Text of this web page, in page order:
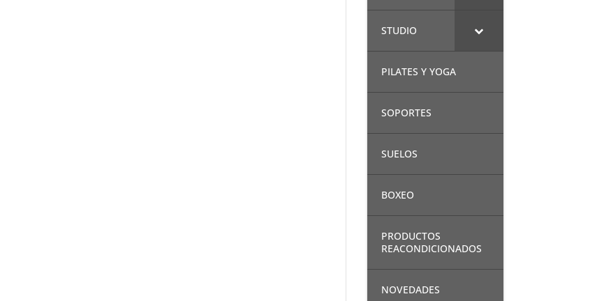
STUDIO
PILATES Y YOGA
SOPORTES
SUELOS
BOXEO
PRODUCTOS
REACONDICIONADOS
NOVEDADES